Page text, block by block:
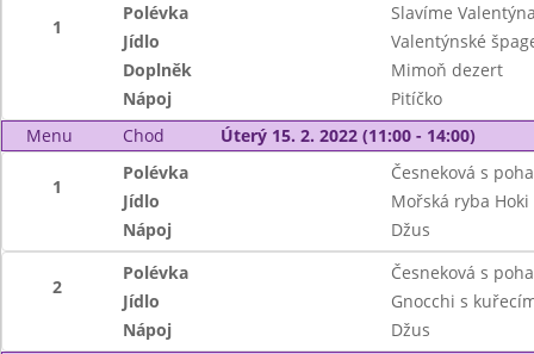
1
Polévka
Slavíme
Jídlo
Valentýnské
Doplněk
Mimoň dezert
Nápoj
Pitíčko
Menu
Chod Úterý 15. 2. 2022 (11:00 - 14:00)
1
Polévka
Česneková s
Jídlo
Mořská ryba
Nápoj
Džus
2
Polévka
Česneková s
Jídlo
Gnocchi s
Nápoj
Džus